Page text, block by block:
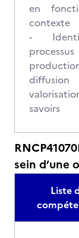
en
contexte
-
savoirs
sein d’une
Liste